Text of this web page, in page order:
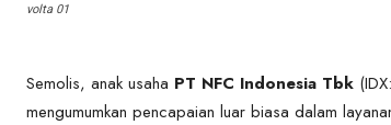
volta 01
Semolis, anak usaha PT NFC Indonesia Tbk
mengumumkan pencapaian luar biasa dalam